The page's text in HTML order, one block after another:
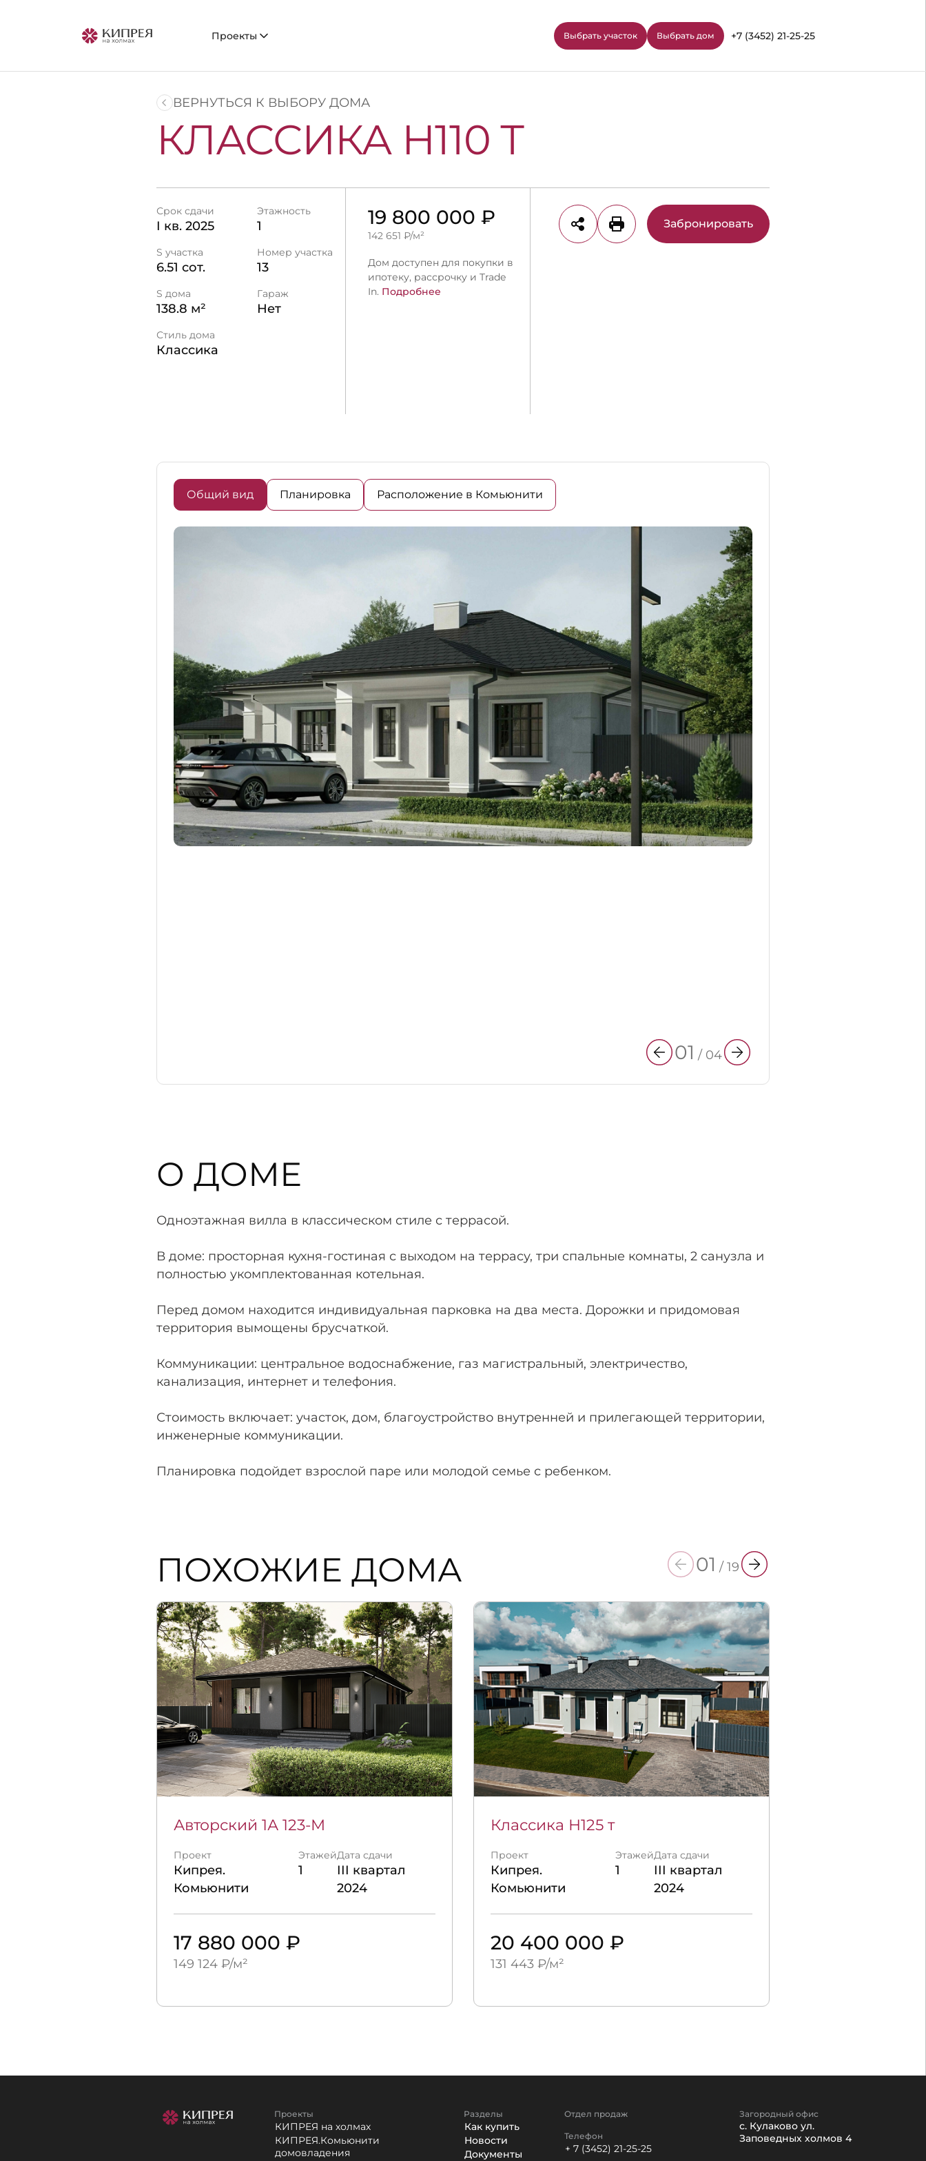
Проекты Выбрать участок Выбрать дом +7 (3452) 21-25-25
ВЕРНУТЬСЯ К ВЫБОРУ ДОМА
КЛАССИКА Н110 Т
Срок сдачи
I кв. 2025
S участка
6.51 сот.
S дома
138.8 м²
Стиль дома
Классика
Этажность
1
Номер участка
13
Гараж
Нет
19 800 000 ₽
142 651 ₽/м²
Дом доступен для покупки в
ипотеку, рассрочку и Trade
In. Подробнее
Забронировать
Общий вид Планировка Расположение в Комьюнити
01 / 04
О ДОМЕ
Одноэтажная вилла в классическом стиле с террасой.
В доме: просторная кухня-гостиная с выходом на террасу, три спальные комнаты, 2 санузла и
полностью укомплектованная котельная.
Перед домом находится индивидуальная парковка на два места. Дорожки и придомовая
территория вымощены брусчаткой.
Коммуникации: центральное водоснабжение, газ магистральный, электричество,
канализация, интернет и телефония.
Стоимость включает: участок, дом, благоустройство внутренней и прилегающей территории,
инженерные коммуникации.
Планировка подойдет взрослой паре или молодой семье с ребенком.
ПОХОЖИЕ ДОМА
Авторский 1А 123-М
Проект
Кипрея.
Комьюнити
Этажей
1
Дата сдачи
III квартал
2024
17 880 000 ₽
149 124 ₽/м²
Классика Н125 т
Проект
Кипрея.
Комьюнити
Этажей
1
Дата сдачи
III квартал
2024
20 400 000 ₽
131 443 ₽/м²
01 / 19
Проекты
КИПРЕЯ на холмах
КИПРЕЯ.Комьюнити
домовладения
Разделы
Как купить
Новости
Документы
Отдел продаж
Телефон
+ 7 (3452) 21-25-25
Загородный офис
с. Кулаково ул.
Заповедных холмов 4